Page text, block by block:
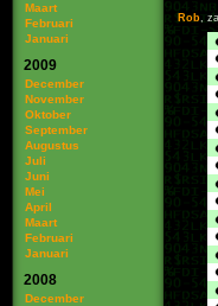
Maart
Februari
Januari
2009
December
November
Oktober
September
Augustus
Juli
Juni
Mei
April
Maart
Februari
Januari
2008
December
Rob,